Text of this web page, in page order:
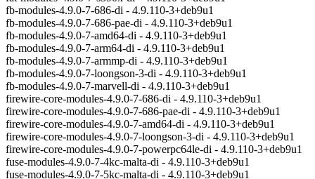
fb-modules-4.9.0-7-686-di - 4.9.110-3+deb9u1
fb-modules-4.9.0-7-686-pae-di - 4.9.110-3+deb9u1
fb-modules-4.9.0-7-amd64-di - 4.9.110-3+deb9u1
fb-modules-4.9.0-7-arm64-di - 4.9.110-3+deb9u1
fb-modules-4.9.0-7-armmp-di - 4.9.110-3+deb9u1
fb-modules-4.9.0-7-loongson-3-di - 4.9.110-3+deb9u1
fb-modules-4.9.0-7-marvell-di - 4.9.110-3+deb9u1
firewire-core-modules-4.9.0-7-686-di - 4.9.110-3+deb9u1
firewire-core-modules-4.9.0-7-686-pae-di - 4.9.110-3+deb9u1
firewire-core-modules-4.9.0-7-amd64-di - 4.9.110-3+deb9u1
firewire-core-modules-4.9.0-7-loongson-3-di - 4.9.110-3+deb9u1
firewire-core-modules-4.9.0-7-powerpc64le-di - 4.9.110-3+deb9u1
fuse-modules-4.9.0-7-4kc-malta-di - 4.9.110-3+deb9u1
fuse-modules-4.9.0-7-5kc-malta-di - 4.9.110-3+deb9u1